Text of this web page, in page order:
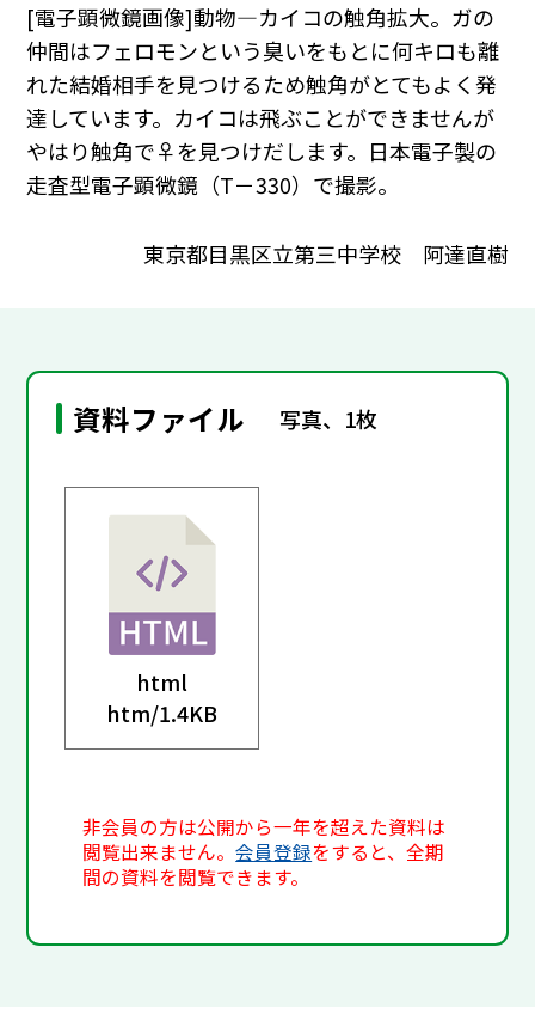
[電子顕微鏡画像]動物―カイコの触角拡大。ガの
仲間はフェロモンという臭いをもとに何キロも離
れた結婚相手を見つけるため触角がとてもよく発
達しています。カイコは飛ぶことができませんが
やはり触角で♀を見つけだします。日本電子製の
走査型電子顕微鏡（T－330）で撮影。
東京都目黒区立第三中学校 阿達直樹
資料ファイル 写真、1枚
html
htm/1.4KB
非会員の方は公開から一年を超えた資料は
閲覧出来ません。会員登録をすると、全期
間の資料を閲覧できます。